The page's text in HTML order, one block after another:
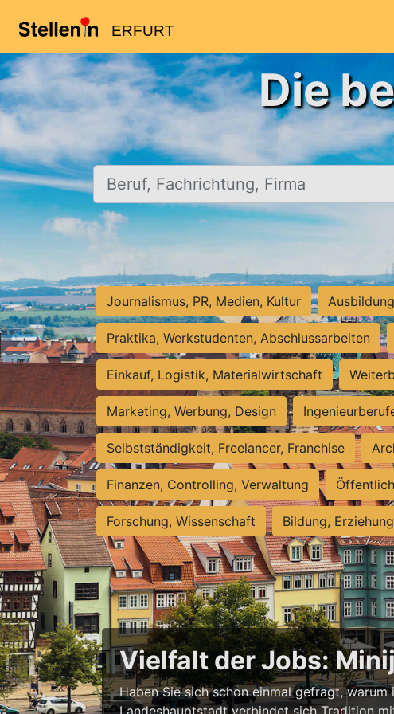
ERFURT
Die
Beruf, Fachrichtung, Firma
Journalismus, PR, Medien, Kultur
Praktika, Werkstudenten, Abschlussarbeiten
Einkauf, Logistik, Materialwirtschaft
Marketing, Werbung, Design
Selbstständigkeit, Freelancer, Franchise
Finanzen, Controlling, Verwaltung
Forschung, Wissenschaft Bildung,
Vielfalt der Jobs:
Haben Sie sich schon einmal gefragt,